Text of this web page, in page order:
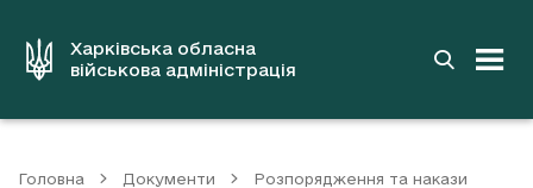
вмістуХарківська обласна
військова адміністрація
Головна Документи Розпорядження та накази